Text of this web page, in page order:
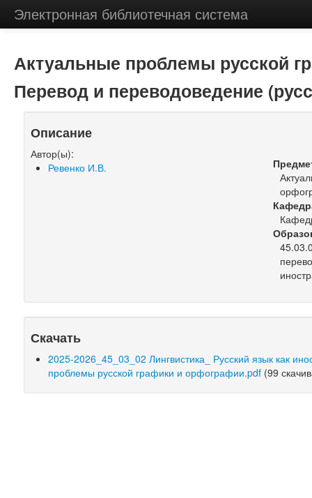
Электронная библиотечная система
Актуальные проблемы русской
Перевод и переводоведение
Описание
Автор(ы):
Ревенко И.В.
Скачать
2025-2026_45_03_02 Лингвистика_ Русский язык как
проблемы русской графики и орфографии.pdf (99